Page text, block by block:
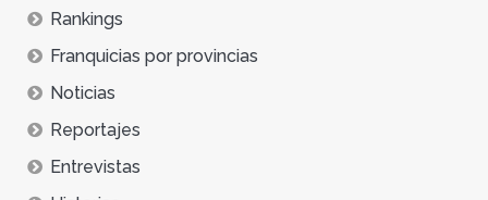
Rankings
Franquicias por provincias
Noticias
Reportajes
Entrevistas